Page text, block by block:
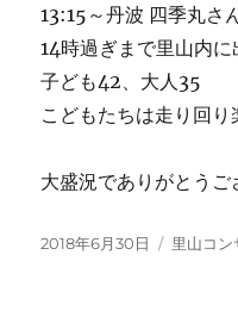
13:15～丹波 四季丸さ
14時過ぎまで里山内
子ども42、大人35
こどもたちは走り回
大盛況でありがとうご
投
2018年6月30日
カ
里山コン